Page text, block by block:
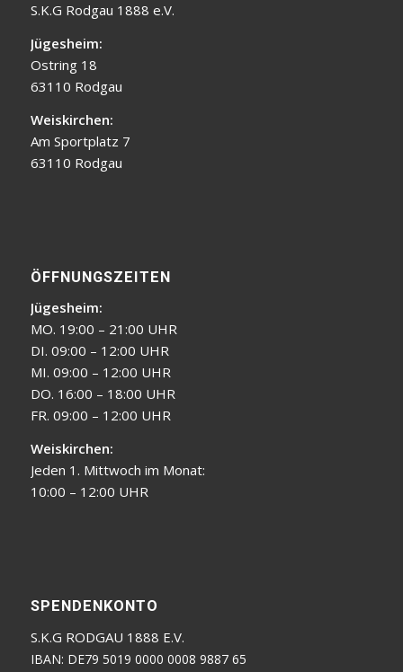
S.K.G Rodgau 1888 e.V.
Jügesheim:
Ostring 18
63110 Rodgau
Weiskirchen:
Am Sportplatz 7
63110 Rodgau
ÖFFNUNGSZEITEN
Jügesheim:
MO. 19:00 – 21:00 UHR
DI. 09:00 – 12:00 UHR
MI. 09:00 – 12:00 UHR
DO. 16:00 – 18:00 UHR
FR. 09:00 – 12:00 UHR
Weiskirchen:
Jeden 1. Mittwoch im Monat:
10:00 – 12:00 UHR
SPENDENKONTO
S.K.G RODGAU 1888 E.V.
IBAN: DE79 5019 0000 0008 9887 65